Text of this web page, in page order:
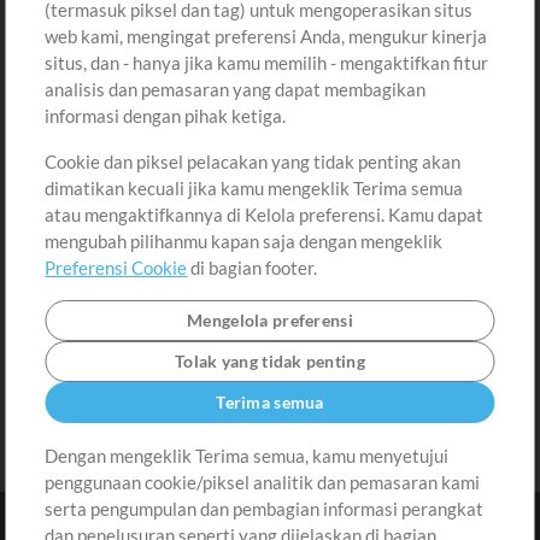
Beli Kredit
Konten Gratis
Permintaan Lagu
Lain-lain
Sesi
Kirimkan musik kamu
Playlist
MT Conference
Masuk
Daftar
Lihat Keranjang
(termasuk piksel dan tag) untuk mengoperasikan situs
web kami, mengingat preferensi Anda, mengukur kinerja
situs, dan - hanya jika kamu memilih - mengaktifkan fitur
analisis dan pemasaran yang dapat membagikan
informasi dengan pihak ketiga.
Cookie dan piksel pelacakan yang tidak penting akan
dimatikan kecuali jika kamu mengeklik Terima semua
atau mengaktifkannya di Kelola preferensi. Kamu dapat
mengubah pilihanmu kapan saja dengan mengeklik
Preferensi Cookiedi bagian footer.
Mengelola preferensi
Tolak yang tidak penting
Terima semua
Dengan mengeklik Terima semua, kamu menyetujui
penggunaan cookie/piksel analitik dan pemasaran kami
serta pengumpulan dan pembagian informasi perangkat
dan penelusuran seperti yang dijelaskan di bagian